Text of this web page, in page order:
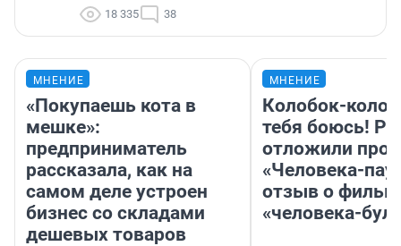
18 335 38
МНЕНИЕ
«Покупаешь кота в
мешке»:
предприниматель
рассказала, как на
самом деле устроен
бизнес со складами
дешевых товаров
МНЕНИЕ
Колобок-
тебя боюсь!
отложили
«Человека-
отзыв о
«человека-